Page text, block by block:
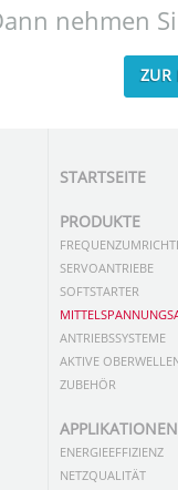
nehmen
ZUR
STARTSEITE
PRODUKTE
SERVOANTRIEBE
SOFTSTARTER
ANTRIEBSSYSTEME
AKTIVE
ZUBEHÖR
APPLIKATIONEN
ENERGIEEFFIZIENZ
NETZQUALITÄT